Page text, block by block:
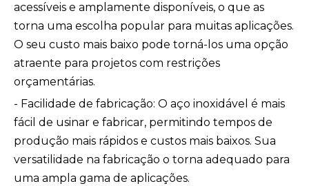
acessíveis e amplamente disponíveis, o que as
torna uma escolha popular para muitas aplicações.
O seu custo mais baixo pode torná-los uma opção
atraente para projetos com restrições
orçamentárias.
- Facilidade de fabricação: O aço inoxidável é mais
fácil de usinar e fabricar, permitindo tempos de
produção mais rápidos e custos mais baixos. Sua
versatilidade na fabricação o torna adequado para
uma ampla gama de aplicações.